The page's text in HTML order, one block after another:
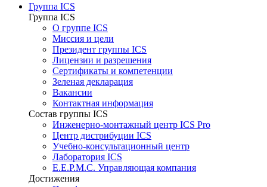
Группа ICS
Группа ICS
О группе ICS
Миссия и цели
Президент группы ICS
Лицензии и разрешения
Сертификаты и компетенции
Зеленая декларация
Вакансии
Контактная информация
Состав группы ICS
Инженерно-монтажный центр ICS Pro
Центр дистрибуции ICS
Учебно-консультационный центр
Лаборатория ICS
E.E.P.M.C. Управляющая компания
Достижения